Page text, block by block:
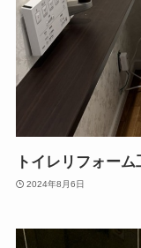
トイレリフォー
2024年8月6日